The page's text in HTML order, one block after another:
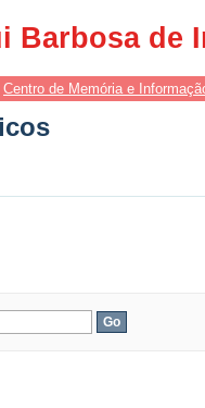
Barbosa de
Centro de Memória e